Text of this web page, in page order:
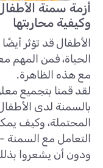
أزمة سمنة
وكيفية محاربتها
الأطفال قد تؤثر
الحياة، فمن المهم
مع هذه الظاهرة.
لقد قمنا بتجميع
بالسمنة لدى
المحتملة، وكيف
التعامل مع
ودون أن يشعروا